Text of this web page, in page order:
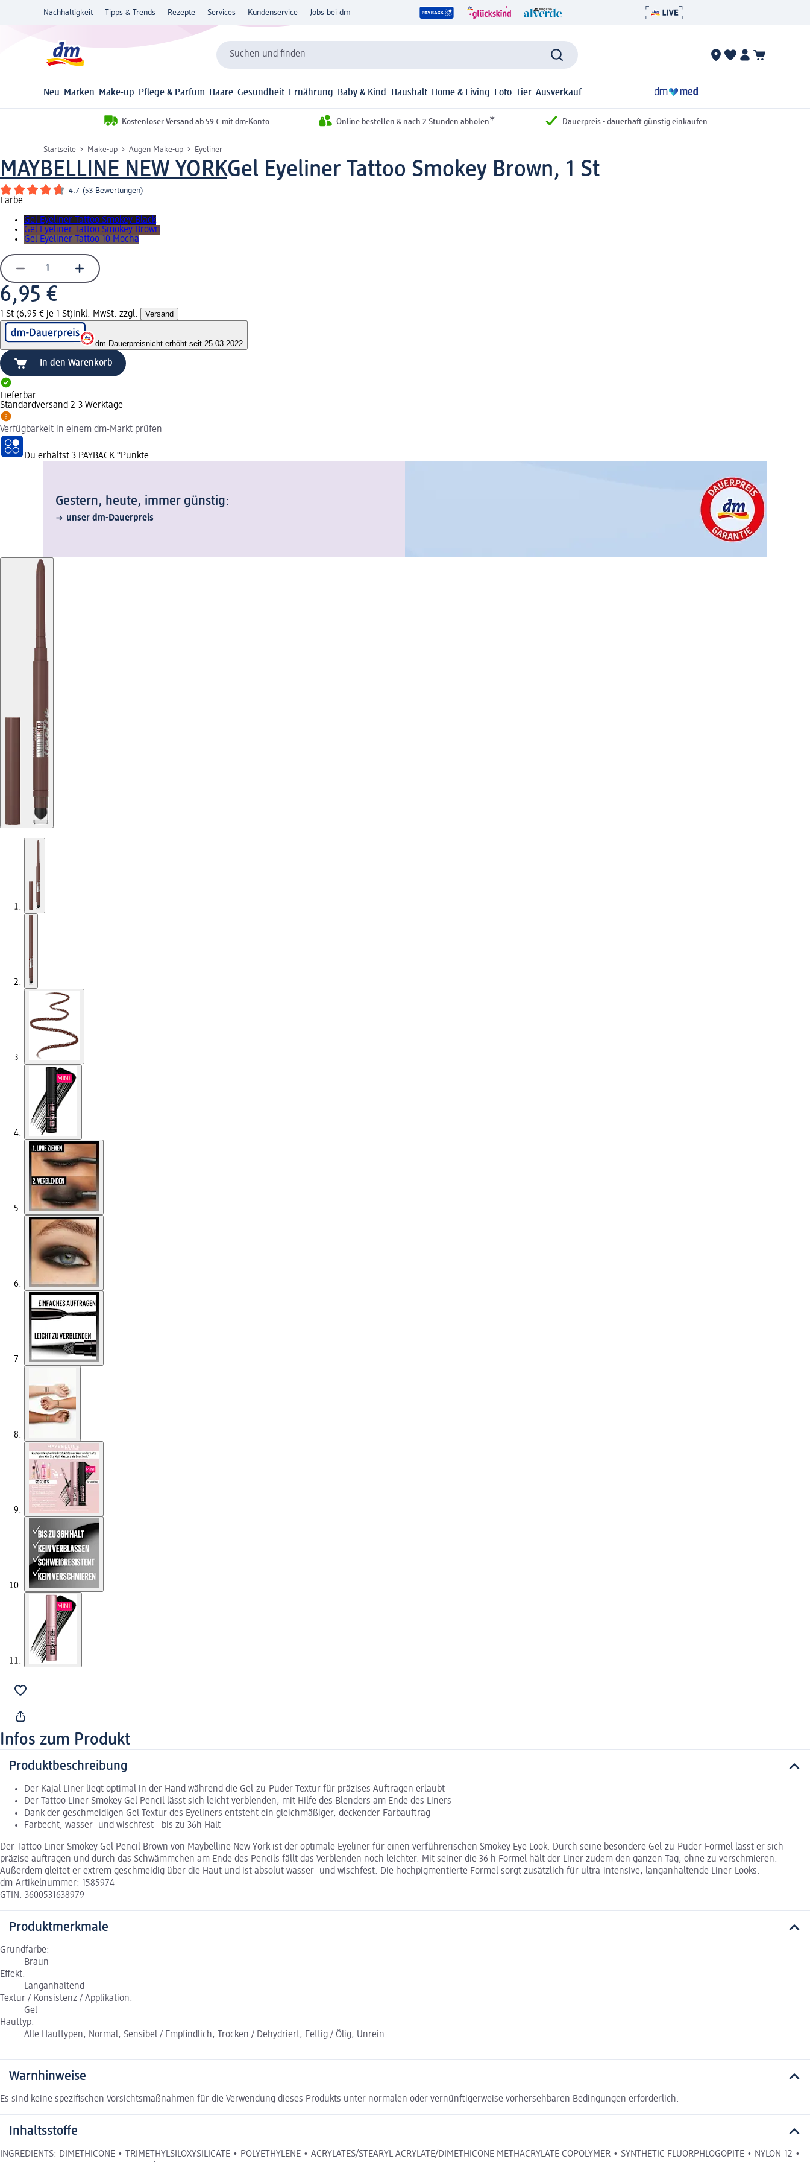
Nachhaltigkeit Tipps & Trends Rezepte Services Kundenservice Jobs bei dm
Suchen und finden
Neu Marken Make-up Pflege & Parfum Haare Gesundheit Ernährung Baby & Kind Haushalt Home & Living Foto Tier Ausverkauf
Kostenloser Versand ab 59 € mit dm-Konto Online bestellen & nach 2 Stunden abholen* Dauerpreis - dauerhaft günstig einkaufen
Startseite Make-up Augen Make-up Eyeliner
MAYBELLINE NEW YORKGel Eyeliner Tattoo Smokey Brown, 1 St
4.7 (53 Bewertungen)
Farbe
Gel Eyeliner Tattoo Smokey Black
Gel Eyeliner Tattoo Smokey Brown
Gel Eyeliner Tattoo 10 Mocha
6,95 €
1 St (6,95 € je 1 St)inkl. MwSt. zzgl. Versand
dm-Dauerpreisnicht erhöht seit 25.03.2022
In den Warenkorb
Lieferbar
Standardversand 2-3 Werktage
Verfügbarkeit in einem dm-Markt prüfen
Du erhältst 3 PAYBACK °Punkte
Gestern, heute, immer günstig:
unser dm-Dauerpreis
Infos zum Produkt
Produktbeschreibung
Der Kajal Liner liegt optimal in der Hand während die Gel-zu-Puder Textur für präzises Auftragen erlaubt
Der Tattoo Liner Smokey Gel Pencil lässt sich leicht verblenden, mit Hilfe des Blenders am Ende des Liners
Dank der geschmeidigen Gel-Textur des Eyeliners entsteht ein gleichmäßiger, deckender Farbauftrag
Farbecht, wasser- und wischfest - bis zu 36h Halt
Der Tattoo Liner Smokey Gel Pencil Brown von Maybelline New York ist der optimale Eyeliner für einen verführerischen Smokey Eye Look. Durch seine besondere Gel-zu-Puder-Formel lässt er sich
präzise auftragen und durch das Schwämmchen am Ende des Pencils fällt das Verblenden noch leichter. Mit seiner die 36 h Formel hält der Liner zudem den ganzen Tag, ohne zu verschmieren.
Außerdem gleitet er extrem geschmeidig über die Haut und ist absolut wasser- und wischfest. Die hochpigmentierte Formel sorgt zusätzlich für ultra-intensive, langanhaltende Liner-Looks.
dm-Artikelnummer: 1585974
GTIN: 3600531638979
Produktmerkmale
Grundfarbe:
Braun
Effekt:
Langanhaltend
Textur / Konsistenz / Applikation:
Gel
Hauttyp:
Alle Hauttypen, Normal, Sensibel / Empfindlich, Trocken / Dehydriert, Fettig / Ölig, Unrein
Warnhinweise
Es sind keine spezifischen Vorsichtsmaßnahmen für die Verwendung dieses Produkts unter normalen oder vernünftigerweise vorhersehbaren Bedingungen erforderlich.
Inhaltsstoffe
INGREDIENTS: DIMETHICONE • TRIMETHYLSILOXYSILICATE • POLYETHYLENE • ACRYLATES/STEARYL ACRYLATE/DIMETHICONE METHACRYLATE COPOLYMER • SYNTHETIC FLUORPHLOGOPITE • NYLON-12 •